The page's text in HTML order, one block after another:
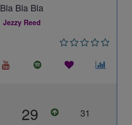
Bla Bla Bla
Jezzy Reed
29 31